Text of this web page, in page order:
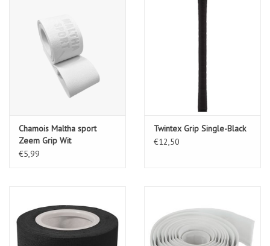
Chamois Maltha sport
Zeem Grip Wit
€5,99
Twintex Grip Single-Black
€12,50